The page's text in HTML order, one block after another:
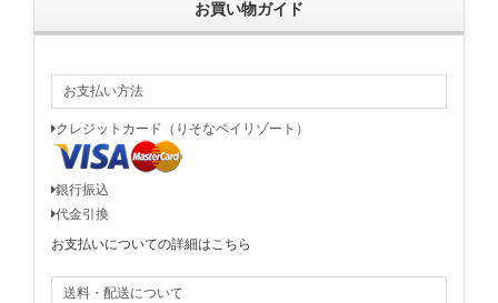
お買い物ガイド
お支払い方法
クレジットカード（りそなペイリゾート）
銀行振込
代金引換
お支払いについての詳細はこちら
送料・配送について